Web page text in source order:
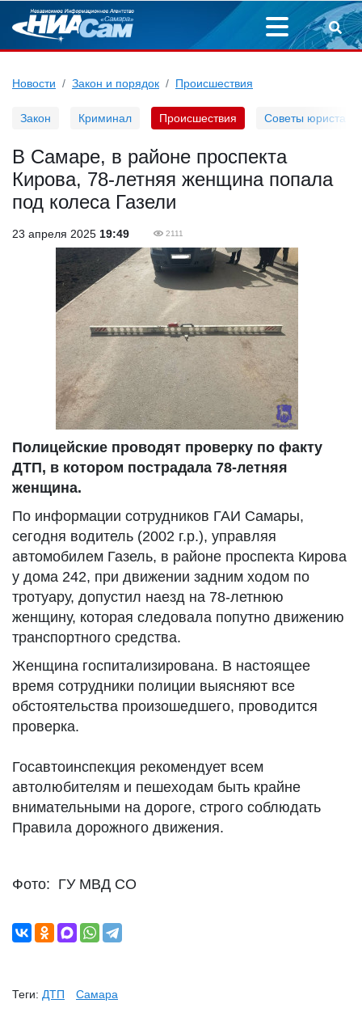
Новости Закон и порядок Происшествия
Закон Криминал Происшествия Советы юриста
В Самаре, в районе проспекта
Кирова, 78-летняя женщина попала
под колеса Газели
23 апреля 2025 19:49 2111
Полицейские проводят проверку по факту
ДТП, в котором пострадала 78-летняя
женщина.
По информации сотрудников ГАИ Самары,
сегодня водитель (2002 г.р.), управляя
автомобилем Газель, в районе проспекта Кирова
у дома 242, при движении задним ходом по
тротуару, допустил наезд на 78-летнюю
женщину, которая следовала попутно движению
транспортного средства.
Женщина госпитализирована. В настоящее
время сотрудники полиции выясняют все
обстоятельства произошедшего, проводится
проверка.
Госавтоинспекция рекомендует всем
автолюбителям и пешеходам быть крайне
внимательными на дороге, строго соблюдать
Правила дорожного движения.
Фото: ГУ МВД СО
Теги: ДТП Самара